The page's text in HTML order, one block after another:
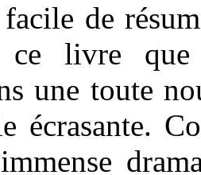
de
ce livre
une toute
écrasante.